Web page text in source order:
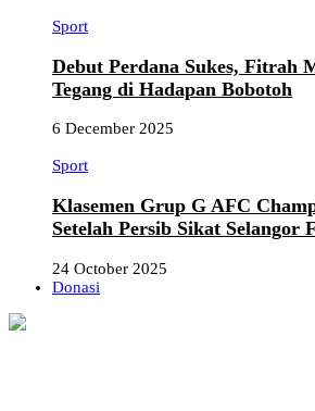
Sport
Debut Perdana Sukes, Fitrah
Tegang di Hadapan Bobotoh
6 December 2025
Sport
Klasemen Grup G AFC
Setelah Persib Sikat Selangor
24 October 2025
Donasi